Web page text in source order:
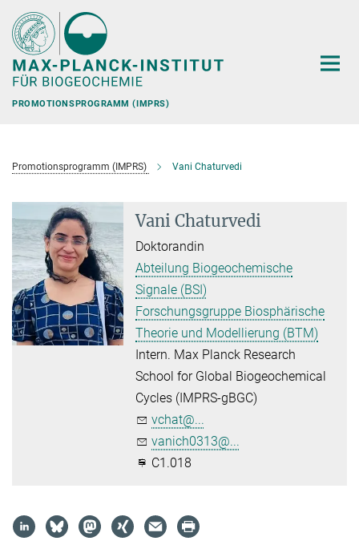
Hauptinhalt
PROMOTIONSPROGRAMM (IMPRS)
Promotionsprogramm (IMPRS) Vani Chaturvedi
Vani Chaturvedi
Doktorandin
Abteilung Biogeochemische
Signale (BSI)
Forschungsgruppe Biosphärische
Theorie und Modellierung (BTM)
Intern. Max Planck Research
School for Global Biogeochemical
Cycles (IMPRS-gBGC)
vchat@...
vanich0313@...
C1.018